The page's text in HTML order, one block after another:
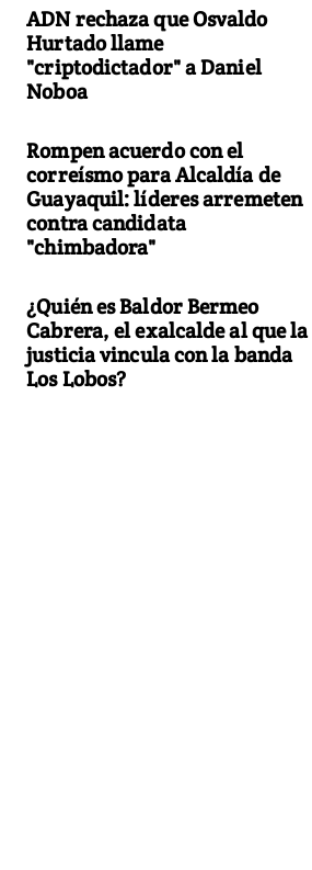
ADN rechaza que Osvaldo
Hurtado llame
"criptodictador" a Daniel
Noboa
Rompen acuerdo con el
correísmo para Alcaldía de
Guayaquil: líderes arremeten
contra candidata
"chimbadora"
¿Quién es Baldor Bermeo
Cabrera, el exalcalde al que la
justicia vincula con la banda
Los Lobos?